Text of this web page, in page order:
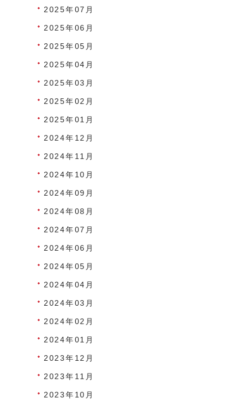
2025年07月
2025年06月
2025年05月
2025年04月
2025年03月
2025年02月
2025年01月
2024年12月
2024年11月
2024年10月
2024年09月
2024年08月
2024年07月
2024年06月
2024年05月
2024年04月
2024年03月
2024年02月
2024年01月
2023年12月
2023年11月
2023年10月